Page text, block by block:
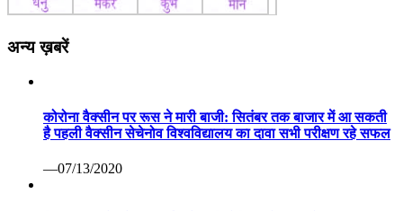
अन्य ख़बरें
कोरोना वैक्सीन पर रूस ने मारी बाजी: सितंबर तक बाजार में आ सकती
है पहली वैक्सीन सेचेनोव विश्वविद्यालय का दावा सभी परीक्षण रहे सफल
—07/13/2020